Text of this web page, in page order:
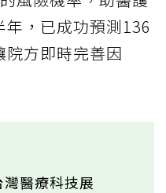
，已成功預測136
方即時完善因
醫療科技展